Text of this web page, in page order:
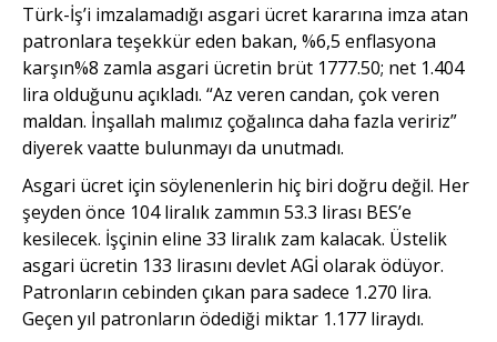
Türk-İş’i imzalamadığı asgari ücret kararına imza atan
patronlara teşekkür eden bakan, %6,5 enflasyona
karşın%8 zamla asgari ücretin brüt 1777.50; net 1.404
lira olduğunu açıkladı. “Az veren candan, çok veren
maldan. İnşallah malımız çoğalınca daha fazla veririz”
diyerek vaatte bulunmayı da unutmadı.
Asgari ücret için söylenenlerin hiç biri doğru değil. Her
şeyden önce 104 liralık zammın 53.3 lirası BES’e
kesilecek. İşçinin eline 33 liralık zam kalacak. Üstelik
asgari ücretin 133 lirasını devlet AGİ olarak ödüyor.
Patronların cebinden çıkan para sadece 1.270 lira.
Geçen yıl patronların ödediği miktar 1.177 liraydı.